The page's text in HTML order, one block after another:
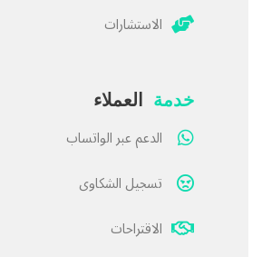
الاستشارات
خدمة العملاء
الدعم عبر الواتساب
تسجيل الشكاوى
الاقتراحات